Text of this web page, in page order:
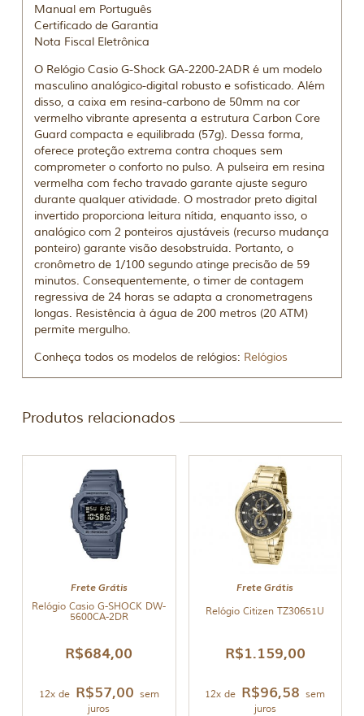
Manual em Português
Certificado de Garantia
Nota Fiscal Eletrônica
O Relógio Casio G-Shock GA-2200-2ADR é um modelo
masculino analógico-digital robusto e sofisticado. Além
disso, a caixa em resina-carbono de 50mm na cor
vermelho vibrante apresenta a estrutura Carbon Core
Guard compacta e equilibrada (57g). Dessa forma,
oferece proteção extrema contra choques sem
comprometer o conforto no pulso. A pulseira em resina
vermelha com fecho travado garante ajuste seguro
durante qualquer atividade. O mostrador preto digital
invertido proporciona leitura nítida, enquanto isso, o
analógico com 2 ponteiros ajustáveis (recurso mudança
ponteiro) garante visão desobstruída. Portanto, o
cronômetro de 1/100 segundo atinge precisão de 59
minutos. Consequentemente, o timer de contagem
regressiva de 24 horas se adapta a cronometragens
longas. Resistência à água de 200 metros (20 ATM)
permite mergulho.
Conheça todos os modelos de relógios: Relógios
Produtos relacionados
Frete Grátis
Relógio Casio G-SHOCK DW-
5600CA-2DR
R$684,00
12x de R$57,00 sem
juros
Frete Grátis
Relógio Citizen TZ30651U
R$1.159,00
12x de R$96,58 sem
juros